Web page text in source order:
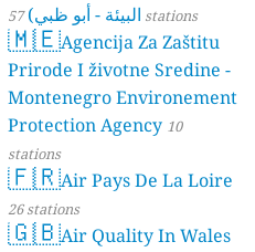
البيئة - أبو ظبي) 57 stations
🇲🇪Agencija Za Zaštitu
Prirode I životne Sredine -
Montenegro Environement
Protection Agency 10
stations
🇫🇷Air Pays De La Loire
26 stations
🇬🇧Air Quality In Wales